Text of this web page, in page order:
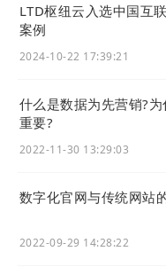
个数字载体的经济。”
理论来讲，有了互联
实现人类社会资源整
使得人与人之间、
体，为生产者和消费
互联网的自由结合
广泛地社会化人的
的、笨拙的体力劳
LTD枢纽云入选中国互
案例
2024-10-22 17:39:21
什么是数据为先营销?
重要?
2022-11-30 13:29:03
数字化官网与传统网站
2022-09-29 14:28:22